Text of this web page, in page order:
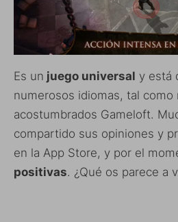
Es un juego universal y está
numerosos idiomas, tal como
acostumbrados Gameloft.
compartido sus opiniones y
en la App Store, y por el
positivas. ¿Qué os parece a